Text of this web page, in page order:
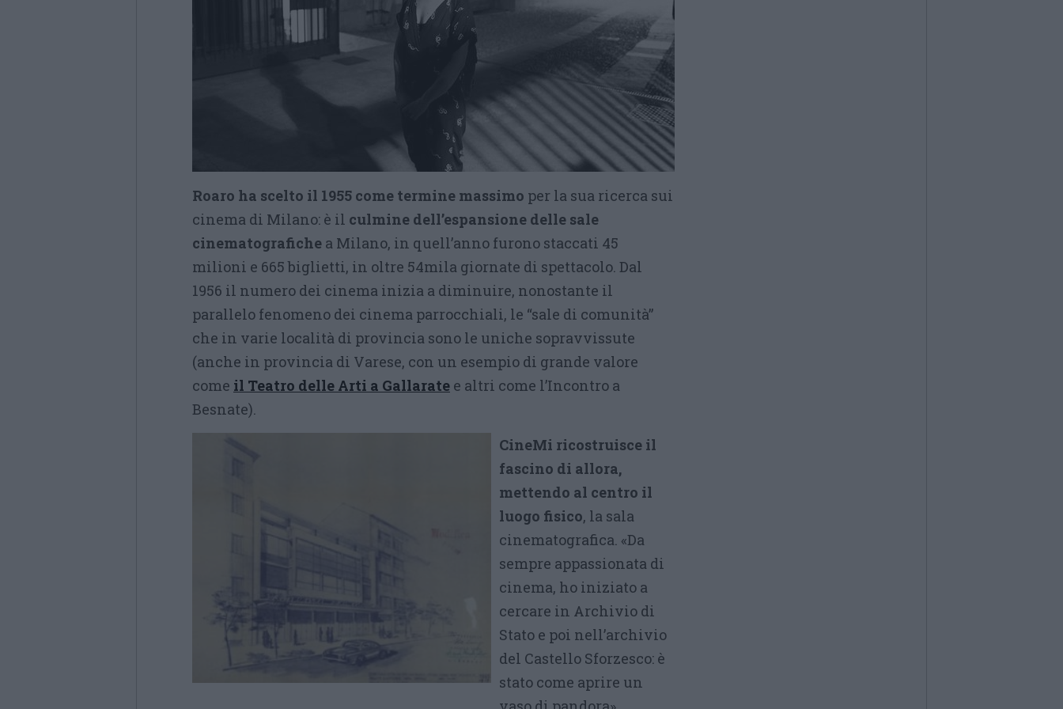
Roaro ha scelto il 1955 come termine massimo per la sua ricerca sui
cinema di Milano: è il culmine dell’espansione delle sale
cinematografiche a Milano, in quell’anno furono staccati 45
milioni e 665 biglietti, in oltre 54mila giornate di spettacolo. Dal
1956 il numero dei cinema inizia a diminuire, nonostante il
parallelo fenomeno dei cinema parrocchiali, le “sale di comunità”
che in varie località di provincia sono le uniche sopravvissute
(anche in provincia di Varese, con un esempio di grande valore
come il Teatro delle Arti a Gallarate e altri come l’Incontro a
Besnate).
CineMi ricostruisce il
fascino di allora,
mettendo al centro il
luogo fisico, la sala
cinematografica. «Da
sempre appassionata di
cinema, ho iniziato a
cercare in Archivio di
Stato e poi nell’archivio
del Castello Sforzesco: è
stato come aprire un